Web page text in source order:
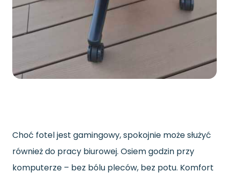
Choć fotel jest gamingowy, spokojnie może służyć
również do pracy biurowej. Osiem godzin przy
komputerze – bez bólu pleców, bez potu. Komfort